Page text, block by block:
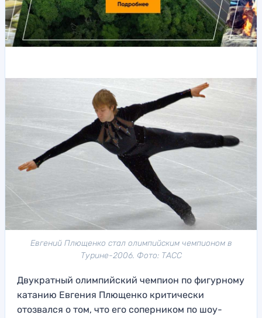
Евгений Плющенко стал олимпийским чемпионом в
Турине-2006. Фото: ТАСС
Двукратный олимпийский чемпион по фигурному
катанию Евгения Плющенко критически
отозвался о том, что его соперником по шоу-